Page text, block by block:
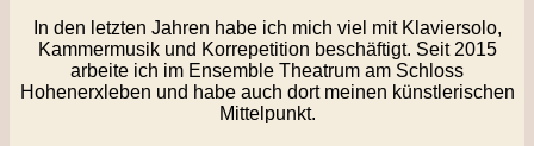
In den letzten Jahren habe ich mich viel mit Klaviersolo,
Kammermusik und Korrepetition beschäftigt. Seit 2015
arbeite ich im Ensemble Theatrum am Schloss
Hohenerxleben und habe auch dort meinen künstlerischen
Mittelpunkt.